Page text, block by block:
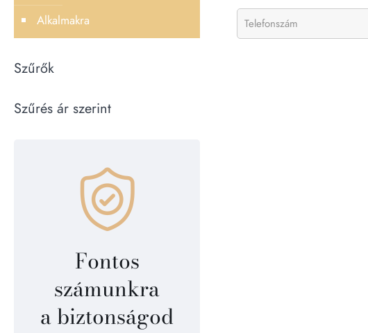
Alkalmakra
Szűrők
Szűrés ár szerint
Fontos
számunkra
a biztonságod